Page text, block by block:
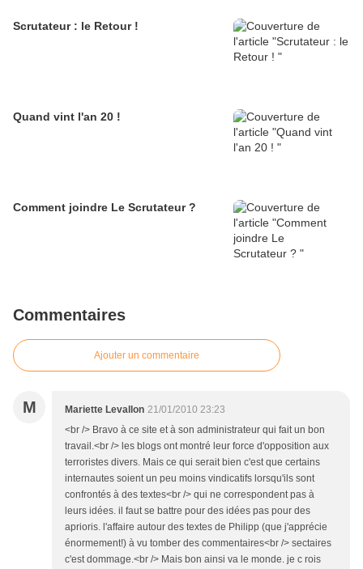
Scrutateur : le Retour !
Quand vint l'an 20 !
Comment joindre Le Scrutateur ?
Commentaires
Ajouter un commentaire
M Mariette Levallon 21/01/2010 23:23
<br /> Bravo à ce site et à son administrateur qui fait un bon
travail.<br /> les blogs ont montré leur force d'opposition aux
terroristes divers. Mais ce qui serait bien c'est que certains
internautes soient un peu moins vindicatifs lorsqu'ils sont
confrontés à des textes<br /> qui ne correspondent pas à
leurs idées. il faut se battre pour des idées pas pour des
aprioris. l'affaire autour des textes de Philipp (que j'apprécie
énormement!) à vu tomber des commentaires<br /> sectaires
c'est dommage.<br /> Mais bon ainsi va le monde. je c rois